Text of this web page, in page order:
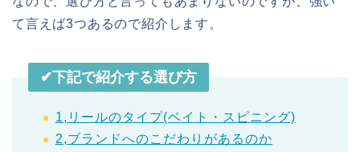
て言えば3つあるので紹介します。
✔︎下記で紹介する選び方
1,リールのタイプ(ベイト・スピニング)
2,ブランドへのこだわりがあるのか